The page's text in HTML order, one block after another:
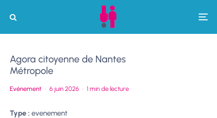
Agora citoyenne de Nantes
Métropole
Evénement · 6 juin 2026 · 1 min de lecture
Type : evenement